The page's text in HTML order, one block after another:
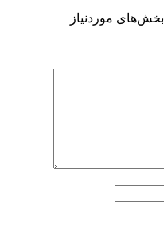
بخش‌های موردنیاز